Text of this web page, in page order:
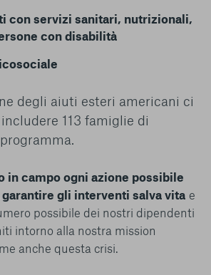
con servizi sanitari, nutrizionali,
con disabilità
degli aiuti esteri americani ci
113 famiglie di
in campo ogni azione possibile
gli interventi salva vita e
possibile dei nostri dipendenti
intorno alla nostra mission
anche questa crisi.